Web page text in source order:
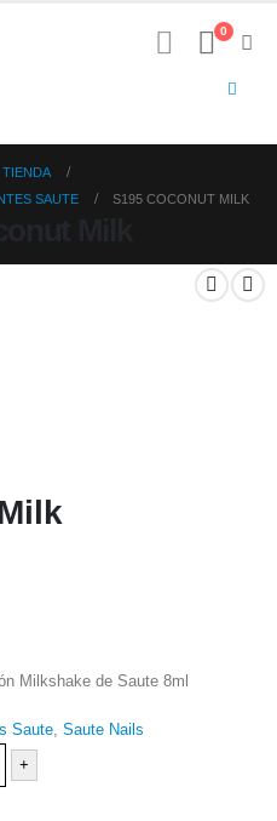
0
TIENDA
SAUTE S195 COCONUT MILK
Milkshake de Saute 8ml
Saute, Saute Nails
+